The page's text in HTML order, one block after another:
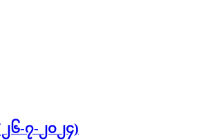
၆-၇-၂၀၂၄)